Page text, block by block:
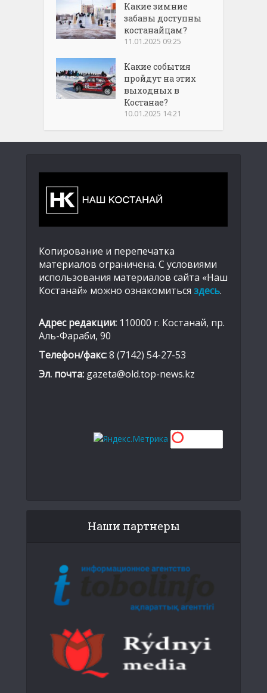
Какие зимние
забавы доступны
костанайцам?
11.01.2025 09:25
Какие события
пройдут на этих
выходных в
Костанае?
10.01.2025 14:21
Копирование и перепечатка
материалов ограничена. С условиями
использования материалов сайта «Наш
Костанай» можно ознакомиться здесь.
Адрес редакции: 110000 г. Костанай, пр.
Аль-Фараби, 90
Телефон/факс:8 (7142) 54-27-53
Эл. почта: gazeta@old.top-news.kz
Наши партнеры